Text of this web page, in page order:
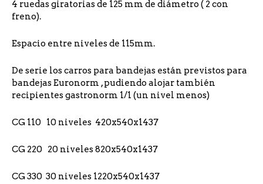
4 ruedas giratorias de 125 mm de diámetro ( 2 con
freno).
Espacio entre niveles de 115mm.
De serie los carros para bandejas están previstos para
bandejas Euronorm , pudiendo alojar también
recipientes gastronorm 1/1 (un nivel menos)
CG 110 10 niveles 420x540x1437
CG 220 20 niveles 820x540x1437
CG 330 30 niveles 1220x540x1437